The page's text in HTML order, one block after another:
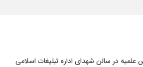
در سالن شهدای اداره تبلیغات اسلامی